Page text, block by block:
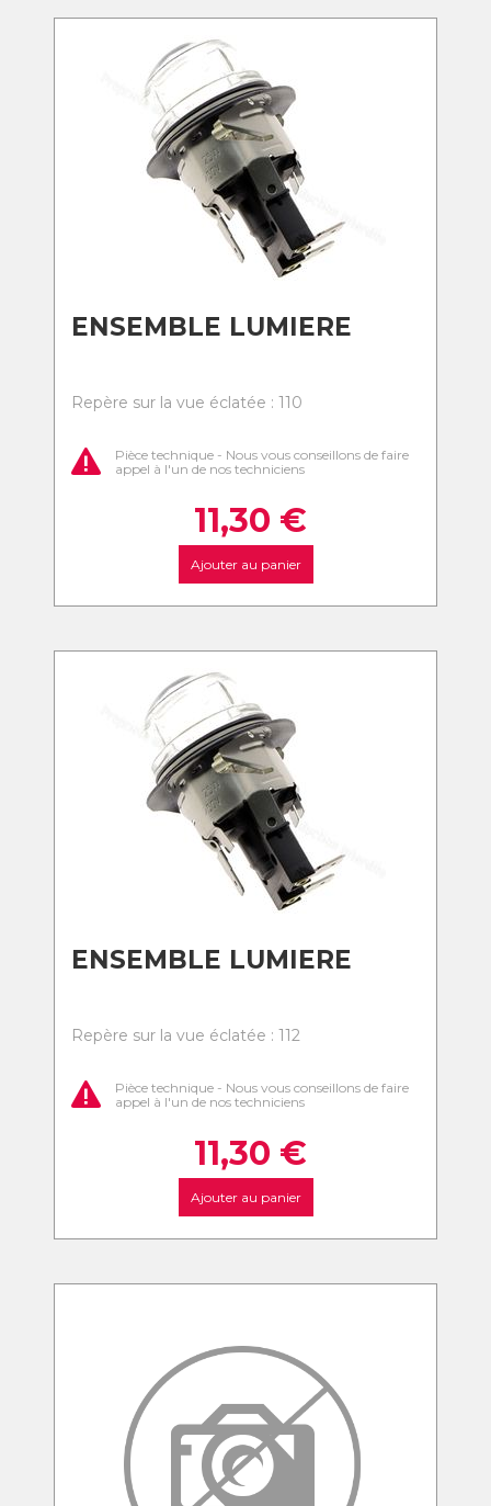
ENSEMBLE LUMIERE
Repère sur la vue éclatée : 110
Pièce technique - Nous vous conseillons de faire
appel à l'un de nos techniciens
11,30 €
Ajouter au panier
ENSEMBLE LUMIERE
Repère sur la vue éclatée : 112
Pièce technique - Nous vous conseillons de faire
appel à l'un de nos techniciens
11,30 €
Ajouter au panier